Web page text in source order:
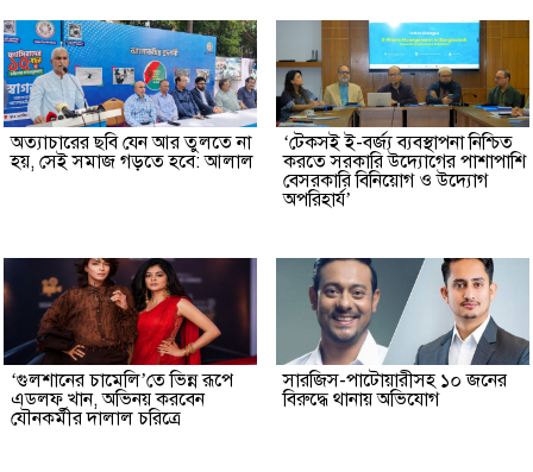
অত্যাচারের ছবি যেন আর তুলতে না
হয়, সেই সমাজ গড়তে হবে: আলাল
‘টেকসই ই-বর্জ্য ব্যবস্থাপনা নিশ্চিত
করতে সরকারি উদ্যোগের পাশাপাশি
বেসরকারি বিনিয়োগ ও উদ্যোগ
অপরিহার্য’
‘গুলশানের চামেলি’তে ভিন্ন রূপে
এডলফ খান, অভিনয় করবেন
যৌনকর্মীর দালাল চরিত্রে
সারজিস-পাটোয়ারীসহ ১০ জনের
বিরুদ্ধে থানায় অভিযোগ